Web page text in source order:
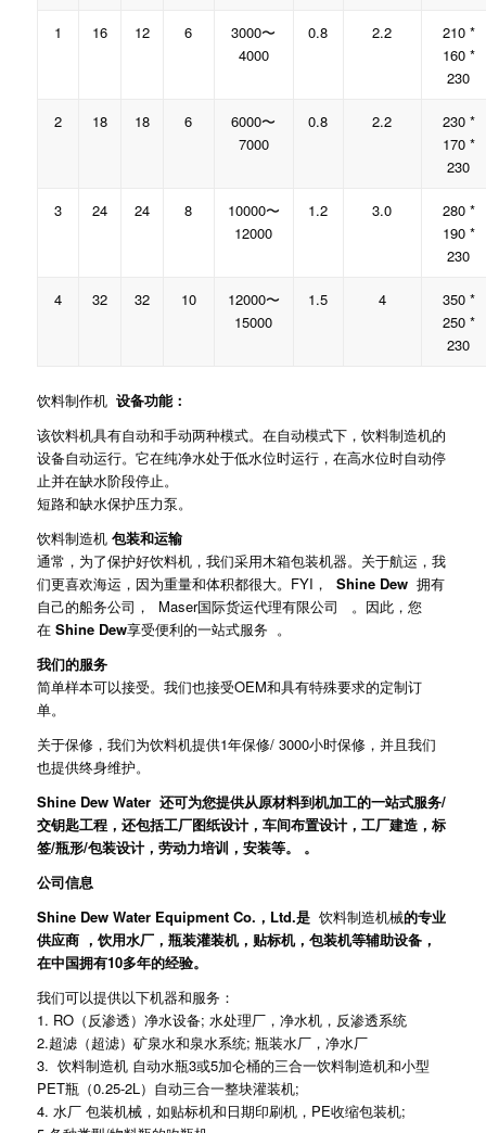
1 16 12 6
3000〜
4000
0.8 2.2
210 *
160 *
230
2 18 18 6
6000〜
7000
0.8 2.2
230 *
170 *
230
3 24 24 8
10000〜
12000
1.2 3.0
280 *
190 *
230
4 32 32 10
12000〜
15000
1.5 4
350 *
250 *
230
饮料制作机 设备功能：
该饮料机具有自动和手动两种模式。在自动模式下，饮料制造机的
设备自动运行。它在纯净水处于低水位时运行，在高水位时自动停
止并在缺水阶段停止。
短路和缺水保护压力泵。
饮料制造机 包装和运输
通常，为了保护好饮料机，我们采用木箱包装机器。关于航运，我
们更喜欢海运，因为重量和体积都很大。FYI，
Shine Dew拥有
自己的船务公司， Maser国际货运代理有限公司 。因此，您
在Shine Dew享受便利的一站式服务 。
我们的服务
简单样本可以接受。我们也接受OEM和具有特殊要求的定制订
单。
关于保修，我们为饮料机提供1年保修/ 3000小时保修，并且我们
也提供终身维护。
Shine Dew Water还可为您提供从原材料到机加工的一站式服务/
交钥匙工程，还包括工厂图纸设计，车间布置设计，工厂建造，标
签/瓶形/包装设计，劳动力培训，安装等。 。
公司信息
Shine Dew Water Equipment Co.，Ltd.是饮料制造机械的专业
供应商 ，饮用水厂，瓶装灌装机，贴标机，包装机等辅助设备，
在中国拥有10多年的经验。
我们可以提供以下机器和服务：
1. RO（反渗透）净水设备; 水处理厂，净水机，反渗透系统
2.超滤（超滤）矿泉水和泉水系统; 瓶装水厂，净水厂
3. 饮料制造机 自动水瓶3或5加仑桶的三合一饮料制造机和小型
PET瓶（0.25-2L）自动三合一整块灌装机;
4. 水厂 包装机械，如贴标机和日期印刷机，PE收缩包装机;